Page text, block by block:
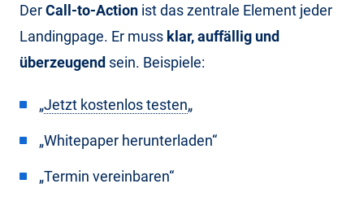
DerCall-to-Action ist das zentrale Element jeder
Landingpage. Er muss klar, auffällig und
überzeugend sein. Beispiele:
„Jetzt kostenlos testen„
„Whitepaper herunterladen“
„Termin vereinbaren“